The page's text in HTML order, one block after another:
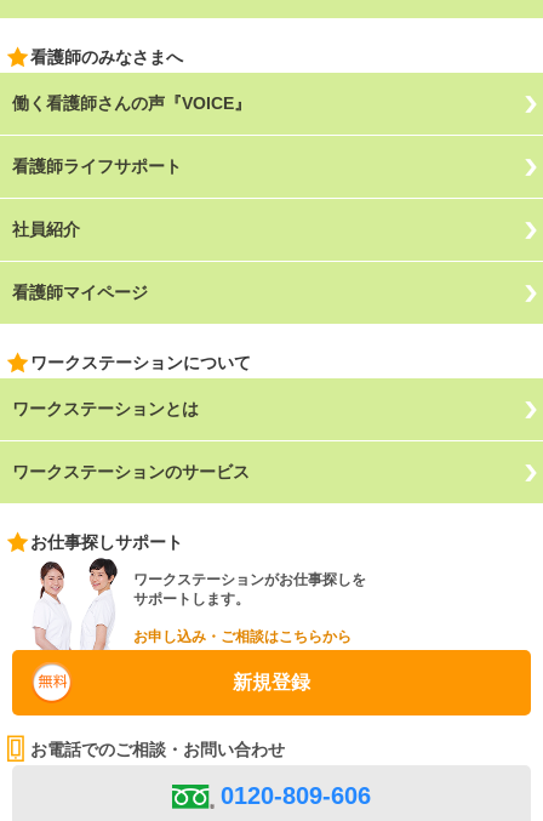
看護師のみなさまへ
働く看護師さんの声『VOICE』
看護師ライフサポート
社員紹介
看護師マイページ
ワークステーションについて
ワークステーションとは
ワークステーションのサービス
お仕事探しサポート
ワークステーションがお仕事探しを
サポートします。
お申し込み・ご相談はこちらから
新規登録
お電話でのご相談・お問い合わせ
0120-809-606